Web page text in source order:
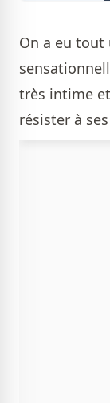
On a eu tout
très intime
résister à